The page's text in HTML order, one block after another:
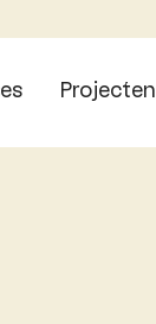
Projecten